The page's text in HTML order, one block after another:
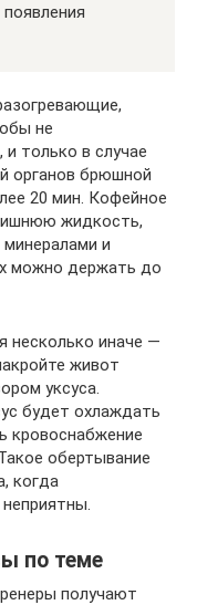
не
только в случае
органов брюшной
20 мин. Кофейное
жидкость,
и
можно держать до
несколько иначе —
живот
уксуса.
будет охлаждать
кровоснабжение
обертывание
когда
по теме
получают